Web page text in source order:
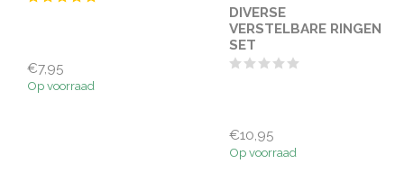
€7,95
Op voorraad
DIVERSE
VERSTELBARE RINGEN
SET
€10,95
Op voorraad